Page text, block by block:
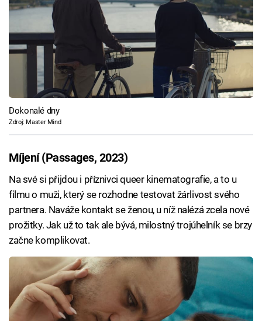
Dokonalé dny
Zdroj: Master Mind
Míjení (Passages, 2023)
Na své si přijdou i příznivci queer kinematografie, a to u
filmu o muži, který se rozhodne testovat žárlivost svého
partnera. Naváže kontakt se ženou, u níž nalézá zcela nové
prožitky. Jak už to tak ale bývá, milostný trojúhelník se brzy
začne komplikovat.